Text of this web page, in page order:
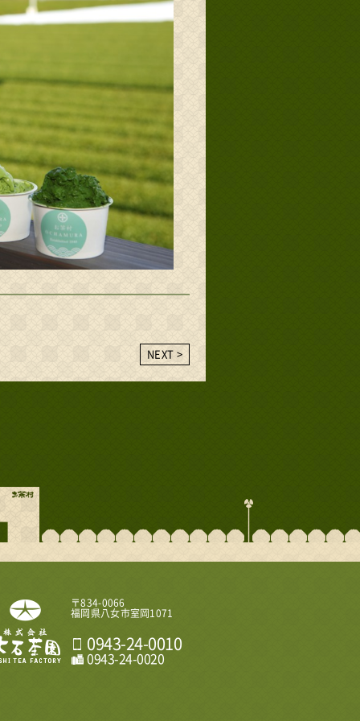
NEXT >
おいしい八女茶販売｜株式会社 大石茶園
〒834-0066
福岡県八女市室岡1071
0943-24-0010
0943-24-0020